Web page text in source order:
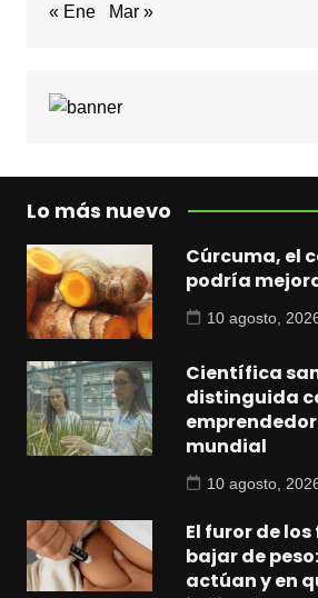
« Ene Mar »
Lo más nuevo
Cúrcuma, el
podría
10 agosto,
Científica
distinguida
mundial
10 agosto,
El furor de
bajar de
actúan y en